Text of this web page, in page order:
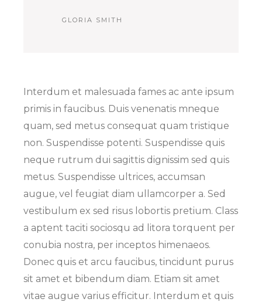
GLORIA SMITH
Interdum et malesuada fames ac ante ipsum
primis in faucibus. Duis venenatis mneque
quam, sed metus consequat quam tristique
non. Suspendisse potenti. Suspendisse quis
neque rutrum dui sagittis dignissim sed quis
metus. Suspendisse ultrices, accumsan
augue, vel feugiat diam ullamcorper a. Sed
vestibulum ex sed risus lobortis pretium. Class
a aptent taciti sociosqu ad litora torquent per
conubia nostra, per inceptos himenaeos.
Donec quis et arcu faucibus, tincidunt purus
sit amet et bibendum diam. Etiam sit amet
vitae augue varius efficitur. Interdum et quis